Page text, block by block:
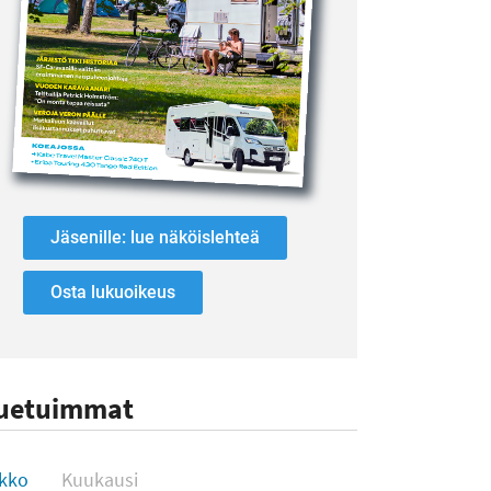
Jäsenille: lue näköislehteä
Osta lukuoikeus
Kuukausi